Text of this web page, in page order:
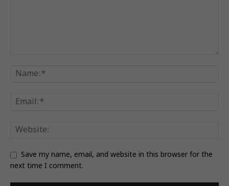
Save my name, email, and website in this browser for the
next time I comment.